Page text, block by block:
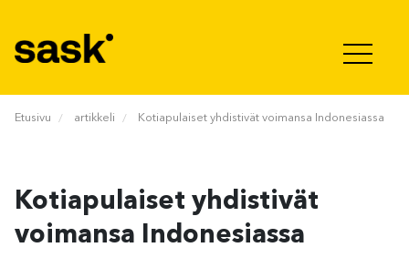
Etusivu artikkeli Kotiapulaiset yhdistivät voimansa Indonesiassa
Kotiapulaiset yhdistivät
voimansa Indonesiassa